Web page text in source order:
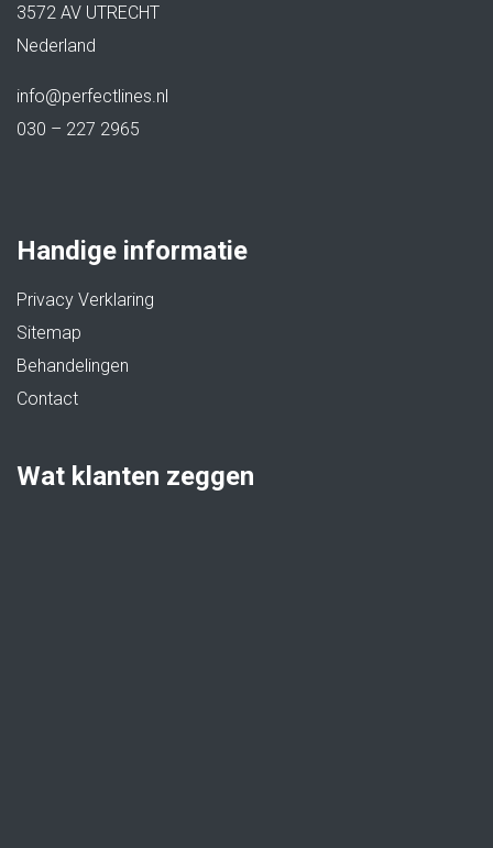
3572 AV UTRECHT
Nederland
info@perfectlines.nl
030 – 227 2965
Handige informatie
Privacy Verklaring
Sitemap
Behandelingen
Contact
Wat klanten zeggen